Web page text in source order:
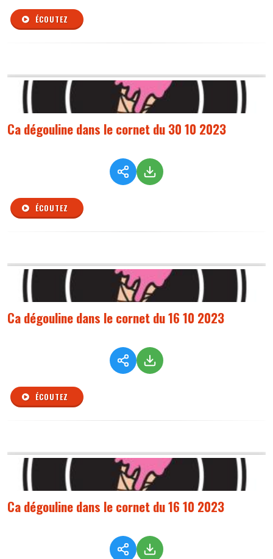
ÉCOUTEZ
Ca dégouline dans le cornet du 30 10 2023
ÉCOUTEZ
Ca dégouline dans le cornet du 16 10 2023
ÉCOUTEZ
Ca dégouline dans le cornet du 16 10 2023